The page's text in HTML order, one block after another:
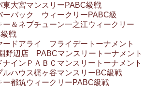
東大宮マンスリーPABC級戦
ーバック ウィークリーPABC級
ー＆ネプチューン一之江ウィークリー
戦
ードアライ フライデートーナメント
野辺店 PABCマンスリートーナメント
ナインＰＡＢＣマンスリートーナメント
ルハウス梶ヶ谷マンスリーBC級戦
ー都筑ウィークリーPABC級戦